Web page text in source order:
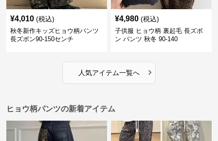
¥4,010 (税込)
秋冬新作キッズヒョウ柄パンツ
長ズボン90-150センチ
¥4,980 (税込)
子供服 ヒョウ柄 裏起毛 長ズボ
ン パンツ 秋冬 90-140
人気アイテム一覧へ ›
ヒョウ柄パンツの新着アイテム